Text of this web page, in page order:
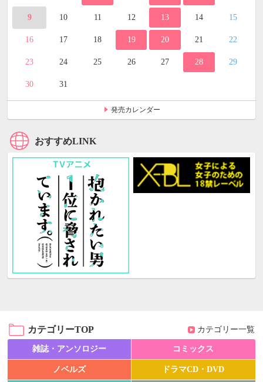
9 10 11 12 13 14 15
16 17 18 19 20 21 22
23 24 25 26 27 28 29
30 31
発売カレンダー
おすすめLINK
カテゴリーTOP カテゴリー一覧
雑誌・アンソロジー コミックス
ノベルズ ドラマCD・DVD